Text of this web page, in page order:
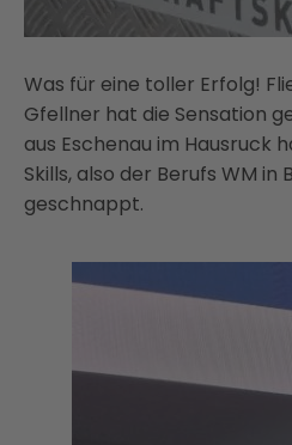
Was für eine toller Erfolg!
Gfellner hat die Sensation
aus Eschenau im Hausruck
Skills, also der Berufs WM in
geschnappt.